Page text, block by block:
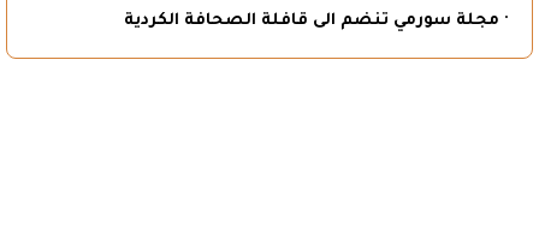
· مجلة سورمي تنضم الى قافلة الصحافة الكردية